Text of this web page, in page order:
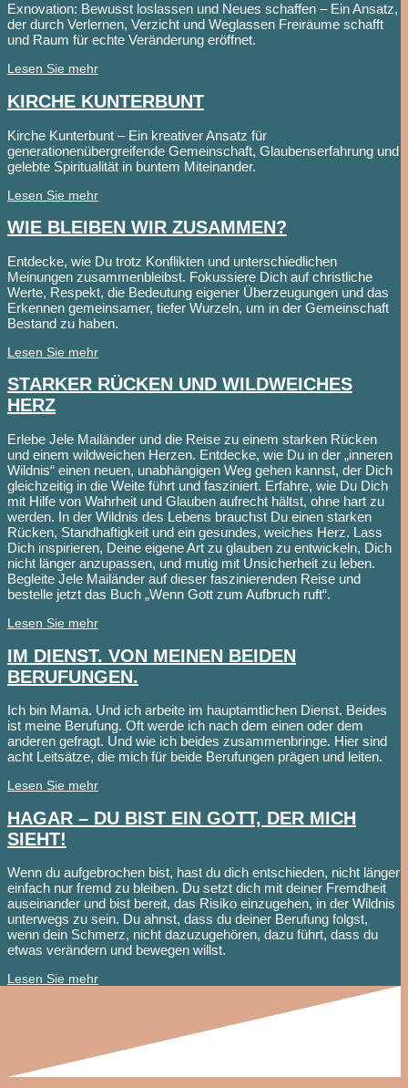
Exnovation: Bewusst loslassen und Neues schaffen – Ein Ansatz,
der durch Verlernen, Verzicht und Weglassen Freiräume schafft
und Raum für echte Veränderung eröffnet.
Lesen Sie mehr
KIRCHE KUNTERBUNT
Kirche Kunterbunt – Ein kreativer Ansatz für
generationenübergreifende Gemeinschaft, Glaubenserfahrung und
gelebte Spiritualität in buntem Miteinander.
Lesen Sie mehr
WIE BLEIBEN WIR ZUSAMMEN?
Entdecke, wie Du trotz Konflikten und unterschiedlichen
Meinungen zusammenbleibst. Fokussiere Dich auf christliche
Werte, Respekt, die Bedeutung eigener Überzeugungen und das
Erkennen gemeinsamer, tiefer Wurzeln, um in der Gemeinschaft
Bestand zu haben.
Lesen Sie mehr
STARKER RÜCKEN UND WILDWEICHES
HERZ
Erlebe Jele Mailänder und die Reise zu einem starken Rücken
und einem wildweichen Herzen. Entdecke, wie Du in der „inneren
Wildnis“ einen neuen, unabhängigen Weg gehen kannst, der Dich
gleichzeitig in die Weite führt und fasziniert. Erfahre, wie Du Dich
mit Hilfe von Wahrheit und Glauben aufrecht hältst, ohne hart zu
werden. In der Wildnis des Lebens brauchst Du einen starken
Rücken, Standhaftigkeit und ein gesundes, weiches Herz. Lass
Dich inspirieren, Deine eigene Art zu glauben zu entwickeln, Dich
nicht länger anzupassen, und mutig mit Unsicherheit zu leben.
Begleite Jele Mailänder auf dieser faszinierenden Reise und
bestelle jetzt das Buch „Wenn Gott zum Aufbruch ruft“.
Lesen Sie mehr
IM DIENST. VON MEINEN BEIDEN
BERUFUNGEN.
Ich bin Mama. Und ich arbeite im hauptamtlichen Dienst. Beides
ist meine Berufung. Oft werde ich nach dem einen oder dem
anderen gefragt. Und wie ich beides zusammenbringe. Hier sind
acht Leitsätze, die mich für beide Berufungen prägen und leiten.
Lesen Sie mehr
HAGAR – DU BIST EIN GOTT, DER MICH
SIEHT!
Wenn du aufgebrochen bist, hast du dich entschieden, nicht länger
einfach nur fremd zu bleiben. Du setzt dich mit deiner Fremdheit
auseinander und bist bereit, das Risiko einzugehen, in der Wildnis
unterwegs zu sein. Du ahnst, dass du deiner Berufung folgst,
wenn dein Schmerz, nicht dazuzugehören, dazu führt, dass du
etwas verändern und bewegen willst.
Lesen Sie mehr